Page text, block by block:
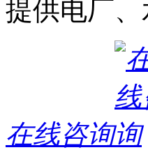
提供电厂
在线咨询